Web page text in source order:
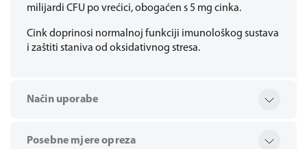
milijardi CFU po vrećici, obogaćen s 5 mg cinka.
Cink doprinosi normalnoj funkciji imunološkog sustava
i zaštiti staniva od oksidativnog stresa.
Način uporabe
Posebne mjere opreza